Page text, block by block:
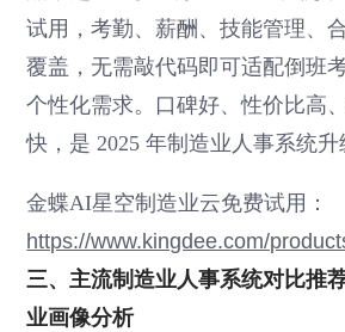
试用，考勤、薪酬、技能管理、
覆盖，无需敲代码即可适配倒班
个性化需求。口碑好、性价比高
快，是 2025 年制造业人事系统升
金蝶AI星空制造业云免费试用：
https://www.kingdee.com/
三、主流制造业人事系统对比推
业画像分析